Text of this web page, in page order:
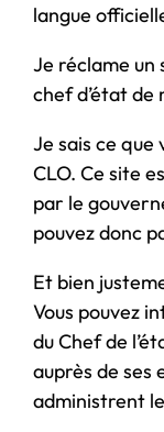
langue
Je réclame un
chef d’état de
Je sais ce que
CLO. Ce site
par le
pouvez donc
Et bien
Vous pouvez
du Chef de
auprès de ses
administrent